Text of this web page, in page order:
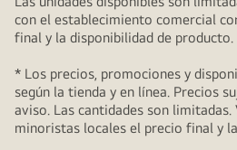
con el establecimiento comercial
final y la disponibilidad de producto.
* Los precios, promociones y
según la tienda y en línea. Precios
aviso. Las cantidades son limitadas.
minoristas locales el precio final y